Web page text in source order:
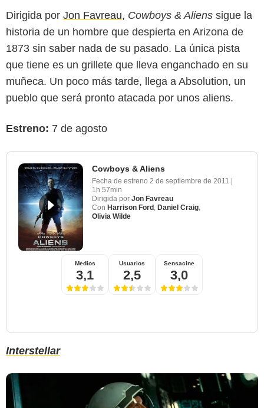
Dirigida por Jon Favreau, Cowboys & Aliens sigue la
historia de un hombre que despierta en Arizona de
1873 sin saber nada de su pasado. La única pista
que tiene es un grillete que lleva enganchado en su
muñeca. Un poco más tarde, llega a Absolution, un
pueblo que será pronto atacada por unos aliens.
Estreno: 7 de agosto
Cowboys & Aliens
Fecha de estreno 2 de septiembre de 2011 |
1h 57min
Dirigida por Jon Favreau
Con Harrison Ford Daniel Craig
Olivia Wilde
Medios
3,1
Usuarios
2,5
Sensacine
3,0
Interstellar